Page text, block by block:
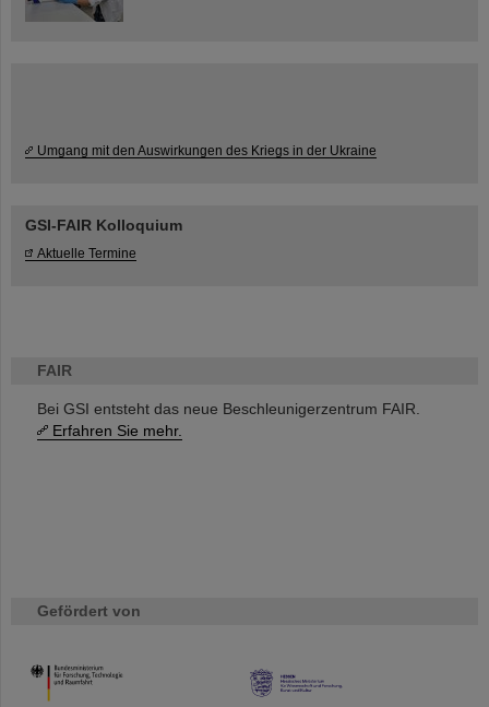
FAIR
Bei GSI entsteht das neue Beschleunigerzentrum FAIR.
Erfahren Sie mehr.
Gefördert von
HMWK
Umgang mit den Auswirkungen des Kriegs in der Ukraine
GSI-FAIR Kolloquium
Aktuelle Termine